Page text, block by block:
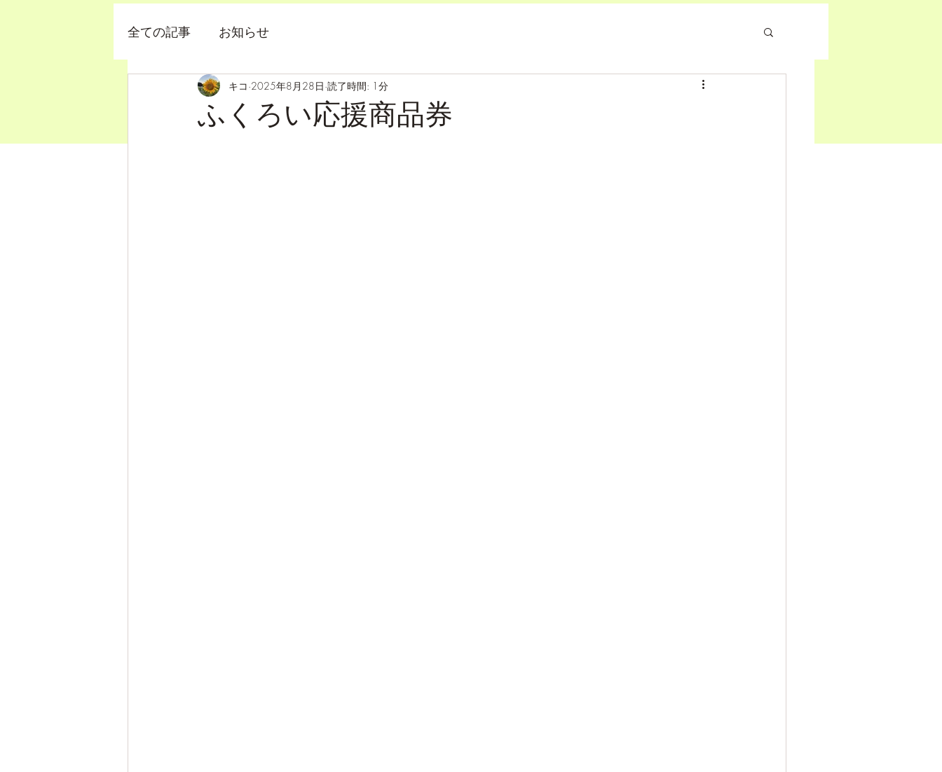
全ての記事 お知らせ
ふくろい応援商品券
キコ 2025年8月28日 読了時間: 1分